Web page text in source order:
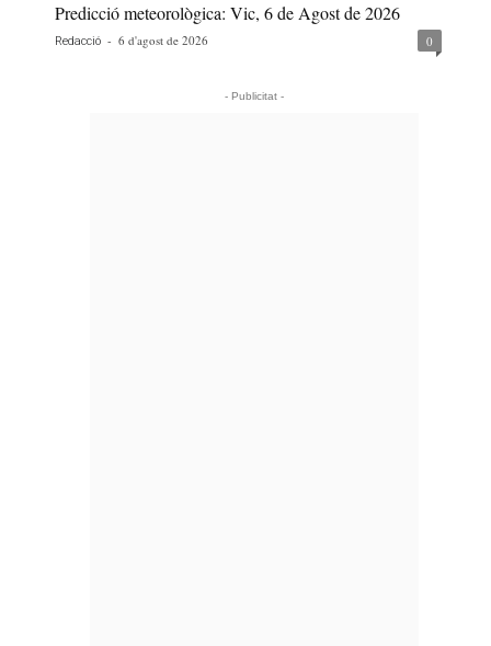
Predicció meteorològica: Vic, 6 de Agost de 2026
Redacció - 6 d'agost de 2026 0
- Publicitat -